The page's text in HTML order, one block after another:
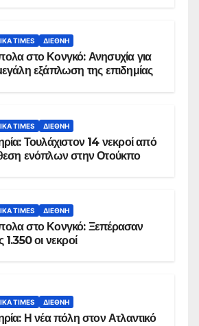
TIMES ΔΙΕΘΝΉ
στο Κονγκό: Ανησυχία για
εξάπλωση της επιδημίας
TIMES ΔΙΕΘΝΉ
Τουλάχιστον 14 νεκροί από
ενόπλων στην Οτούκπο
TIMES ΔΙΕΘΝΉ
στο Κονγκό: Ξεπέρασαν
1.350 οι νεκροί
TIMES ΔΙΕΘΝΉ
Η νέα πόλη στον Ατλαντικό